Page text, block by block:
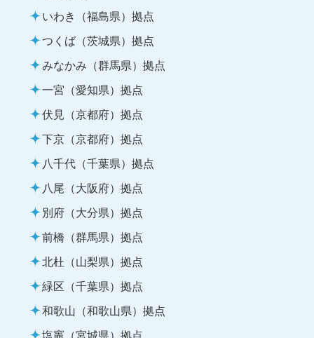
いわき（福島県）拠点
つくば（茨城県）拠点
みなかみ（群馬県）拠点
一宮（愛知県）拠点
伏見（京都府）拠点
下京（京都府）拠点
八千代（千葉県）拠点
八尾（大阪府）拠点
別府（大分県）拠点
前橋（群馬県）拠点
北杜（山梨県）拠点
緑区（千葉県）拠点
和歌山（和歌山県）拠点
塩竈（宮城県）拠点